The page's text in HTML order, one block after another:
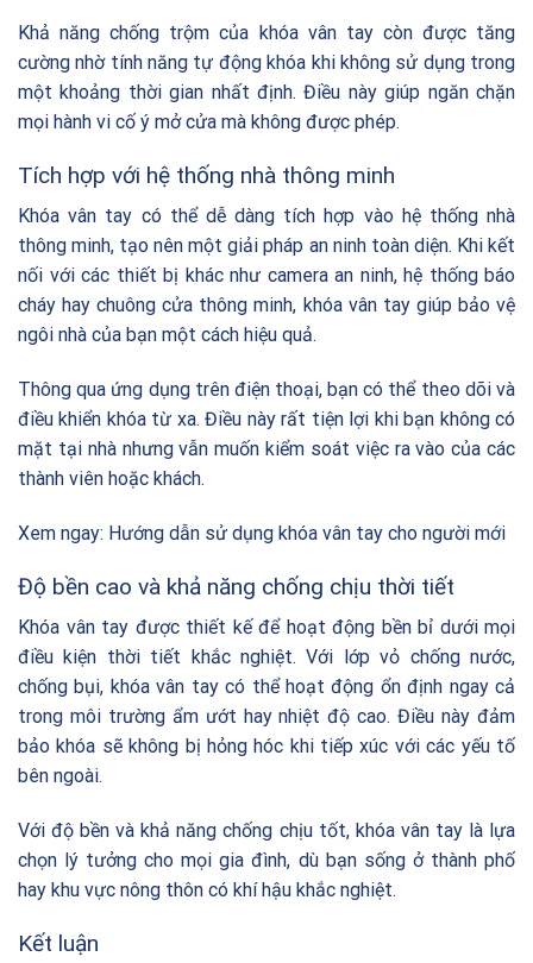
Khả năng chống trộm của khóa vân tay còn được tăng
cường nhờ tính năng tự động khóa khi không sử dụng trong
một khoảng thời gian nhất định. Điều này giúp ngăn chặn
mọi hành vi cố ý mở cửa mà không được phép.
Tích hợp với hệ thống nhà thông minh
Khóa vân tay có thể dễ dàng tích hợp vào hệ thống nhà
thông minh, tạo nên một giải pháp an ninh toàn diện. Khi kết
nối với các thiết bị khác như camera an ninh, hệ thống báo
cháy hay chuông cửa thông minh, khóa vân tay giúp bảo vệ
ngôi nhà của bạn một cách hiệu quả.
Thông qua ứng dụng trên điện thoại, bạn có thể theo dõi và
điều khiển khóa từ xa. Điều này rất tiện lợi khi bạn không có
mặt tại nhà nhưng vẫn muốn kiểm soát việc ra vào của các
thành viên hoặc khách.
Xem ngay: Hướng dẫn sử dụng khóa vân tay cho người mới
Độ bền cao và khả năng chống chịu thời tiết
Khóa vân tay được thiết kế để hoạt động bền bỉ dưới mọi
điều kiện thời tiết khắc nghiệt. Với lớp vỏ chống nước,
chống bụi, khóa vân tay có thể hoạt động ổn định ngay cả
trong môi trường ẩm ướt hay nhiệt độ cao. Điều này đảm
bảo khóa sẽ không bị hỏng hóc khi tiếp xúc với các yếu tố
bên ngoài.
Với độ bền và khả năng chống chịu tốt, khóa vân tay là lựa
chọn lý tưởng cho mọi gia đình, dù bạn sống ở thành phố
hay khu vực nông thôn có khí hậu khắc nghiệt.
Kết luận